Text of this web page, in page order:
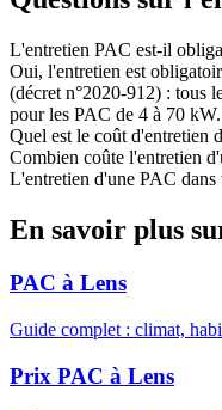
L'entretien PAC est-il
Oui, l'entretien est
(décret n°2020-912) : tous
pour les PAC de 4 à 70 kW.
Quel est le coût d'entretien
Combien coûte l'entretien
L'entretien d'une PAC
En savoir plus
PAC à Lens
Guide complet : climat,
Prix PAC à Lens